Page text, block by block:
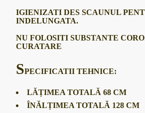
IGIENIZATI DES SCAUNUL
INDELUNGATA.
NU FOLOSITI SUBSTANTE
CURATARE
SPECIFICATII TEHNICE:
LĂȚIMEA TOTALĂ 68 CM
ÎNĂLȚIMEA TOTALĂ 128 CM